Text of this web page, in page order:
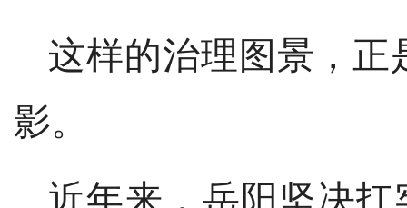
这样的治理图景，正
影。
近年来，岳阳 坚决扛